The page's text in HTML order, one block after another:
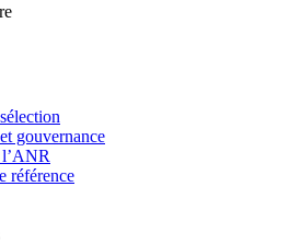
gouvernance
référence